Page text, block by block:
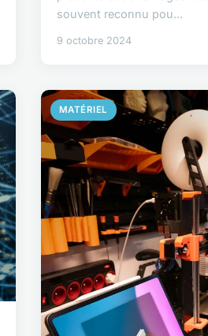
souvent reconnu pou...
9 octobre 2024
MATÉRIEL